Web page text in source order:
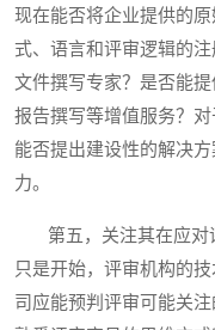
现在能否将企业提供的
式、语言和评审逻辑的
文件撰写专家？是否能
报告撰写等增值服务？
能否提出建设性的解决
力。
第五，关注其在应对
只是开始，评审机构的
司应能预判评审可能关